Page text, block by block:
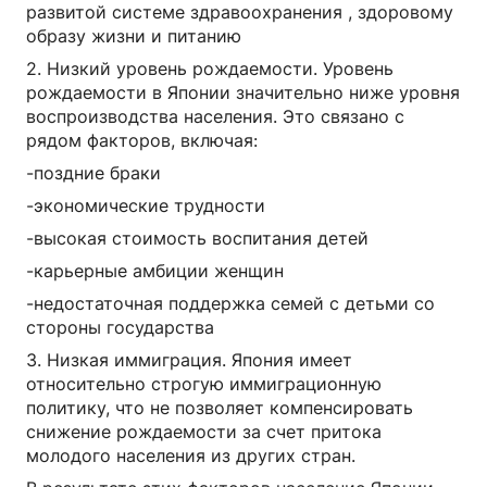
развитой системе здравоохранения , здоровому
образу жизни и питанию
2. Низкий уровень рождаемости. Уровень
рождаемости в Японии значительно ниже уровня
воспроизводства населения. Это связано с
рядом факторов, включая:
-поздние браки
-экономические трудности
-высокая стоимость воспитания детей
-карьерные амбиции женщин
-недостаточная поддержка семей с детьми со
стороны государства
3. Низкая иммиграция. Япония имеет
относительно строгую иммиграционную
политику, что не позволяет компенсировать
снижение рождаемости за счет притока
молодого населения из других стран.